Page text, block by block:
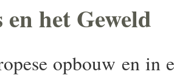
en het Geweld
opbouw en in